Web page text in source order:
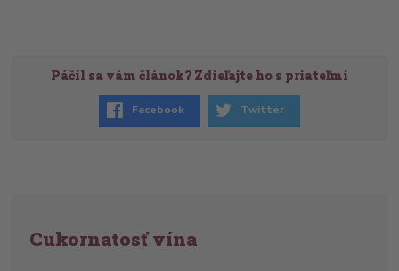
Páčil sa vám článok? Zdieľajte ho s priateľmi
Facebook Twitter
Cukornatosť vína